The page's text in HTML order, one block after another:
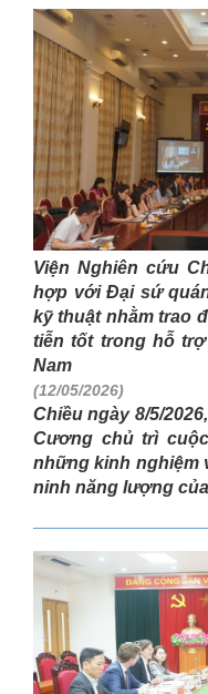
Viện Nghiên cứu
hợp với Đại sứ
kỹ thuật nhằm trao
tiễn tốt trong hỗ
Nam
(12/05/2026)
Chiều ngày 8/5/
Cương chủ trì
những kinh nghiệm
ninh năng lượng của